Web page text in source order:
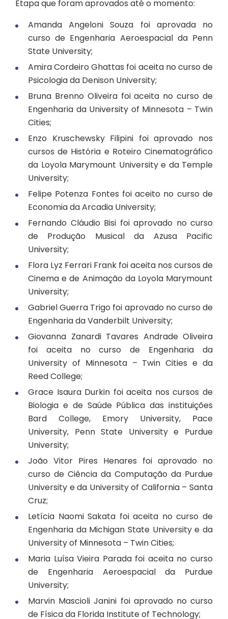
Etapa que foram aprovados até o momento:
Amanda Angeloni Souza foi aprovada no
curso de Engenharia Aeroespacial da Penn
State University;
Amira Cordeiro Ghattas foi aceita no curso de
Psicologia da Denison University;
Bruna Brenno Oliveira foi aceita no curso de
Engenharia da University of Minnesota – Twin
Cities;
Enzo Kruschewsky Filipini foi aprovado nos
cursos de História e Roteiro Cinematográfico
da Loyola Marymount University e da Temple
University;
Felipe Potenza Fontes foi aceito no curso de
Economia da Arcadia University;
Fernando Cláudio Bisi foi aprovado no curso
de Produção Musical da Azusa Pacific
University;
Flora Lyz Ferrari Frank foi aceita nos cursos de
Cinema e de Animação da Loyola Marymount
University;
Gabriel Guerra Trigo foi aprovado no curso de
Engenharia da Vanderbilt University;
Giovanna Zanardi Tavares Andrade Oliveira
foi aceita no curso de Engenharia da
University of Minnesota – Twin Cities e da
Reed College;
Grace Isaura Durkin foi aceita nos cursos de
Biologia e de Saúde Pública das instituições
Bard College, Emory University, Pace
University, Penn State University e Purdue
University;
João Vitor Pires Henares foi aprovado no
curso de Ciência da Computação da Purdue
University e da University of California – Santa
Cruz;
Letícia Naomi Sakata foi aceita no curso de
Engenharia da Michigan State University e da
University of Minnesota – Twin Cities;
Maria Luísa Vieira Parada foi aceita no curso
de Engenharia Aeroespacial da Purdue
University;
Marvin Mascioli Janini foi aprovado no curso
de Física da Florida Institute of Technology;